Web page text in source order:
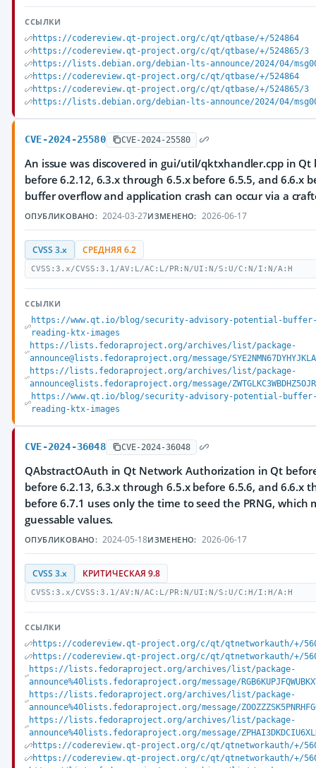
ССЫЛКИ
https://codereview.qt-project.org/c/qt/qtbase/+/524864
https://codereview.qt-project.org/c/qt/qtbase/+/524865/3
https://lists.debian.org/debian-lts-announce/2024/04/
https://codereview.qt-project.org/c/qt/qtbase/+/524864
https://codereview.qt-project.org/c/qt/qtbase/+/524865/3
https://lists.debian.org/debian-lts-announce/2024/04/
CVE-2024-25580 CVE-2024-25580
An issue was discovered in gui/util/qktxhandler.cpp in Qt
before 6.2.12, 6.3.x through 6.5.x before 6.5.5, and 6.6.x
buffer overflow and application crash can occur via a
ОПУБЛИКОВАНО: 2024-03-27ИЗМЕНЕНО: 2026-06-17
CVSS 3.x СРЕДНЯЯ 6.2
CVSS:3.x/CVSS:3.1/AV:L/AC:L/PR:N/UI:N/S:U/C:N/I:N/A:H
ССЫЛКИ
https://www.qt.io/blog/security-advisory-potential-buffer-
reading-ktx-images
https://lists.fedoraproject.org/archives/list/package-
announce@lists.fedoraproject.org/message/
https://lists.fedoraproject.org/archives/list/package-
announce@lists.fedoraproject.org/message/
https://www.qt.io/blog/security-advisory-potential-buffer-
reading-ktx-images
CVE-2024-36048 CVE-2024-36048
QAbstractOAuth in Qt Network Authorization in Qt
before 6.2.13, 6.3.x through 6.5.x before 6.5.6, and 6.6.x
before 6.7.1 uses only the time to seed the PRNG, which
guessable values.
ОПУБЛИКОВАНО: 2024-05-18ИЗМЕНЕНО: 2026-06-17
CVSS 3.x КРИТИЧЕСКАЯ 9.8
CVSS:3.x/CVSS:3.1/AV:N/AC:L/PR:N/UI:N/S:U/C:H/I:H/A:H
ССЫЛКИ
https://codereview.qt-project.org/c/qt/qtnetworkauth/+/
https://codereview.qt-project.org/c/qt/qtnetworkauth/+/
https://lists.fedoraproject.org/archives/list/package-
announce%40lists.fedoraproject.org/message/
https://lists.fedoraproject.org/archives/list/package-
announce%40lists.fedoraproject.org/message/
https://lists.fedoraproject.org/archives/list/package-
announce%40lists.fedoraproject.org/message/
https://codereview.qt-project.org/c/qt/qtnetworkauth/+/
https://codereview.qt-project.org/c/qt/qtnetworkauth/+/